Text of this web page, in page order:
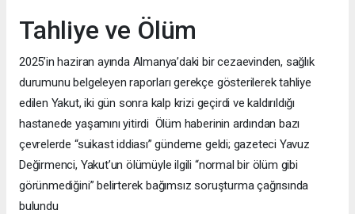
Tahliye ve Ölüm
2025’in haziran ayında Almanya’daki bir cezaevinden, sağlık
durumunu belgeleyen raporları gerekçe gösterilerek tahliye
edilen Yakut, iki gün sonra kalp krizi geçirdi ve kaldırıldığı
hastanede yaşamını yitirdi Ölüm haberinin ardından bazı
çevrelerde “suikast iddiası” gündeme geldi; gazeteci Yavuz
Değirmenci, Yakut’un ölümüyle ilgili “normal bir ölüm gibi
görünmediğini” belirterek bağımsız soruşturma çağrısında
bulundu